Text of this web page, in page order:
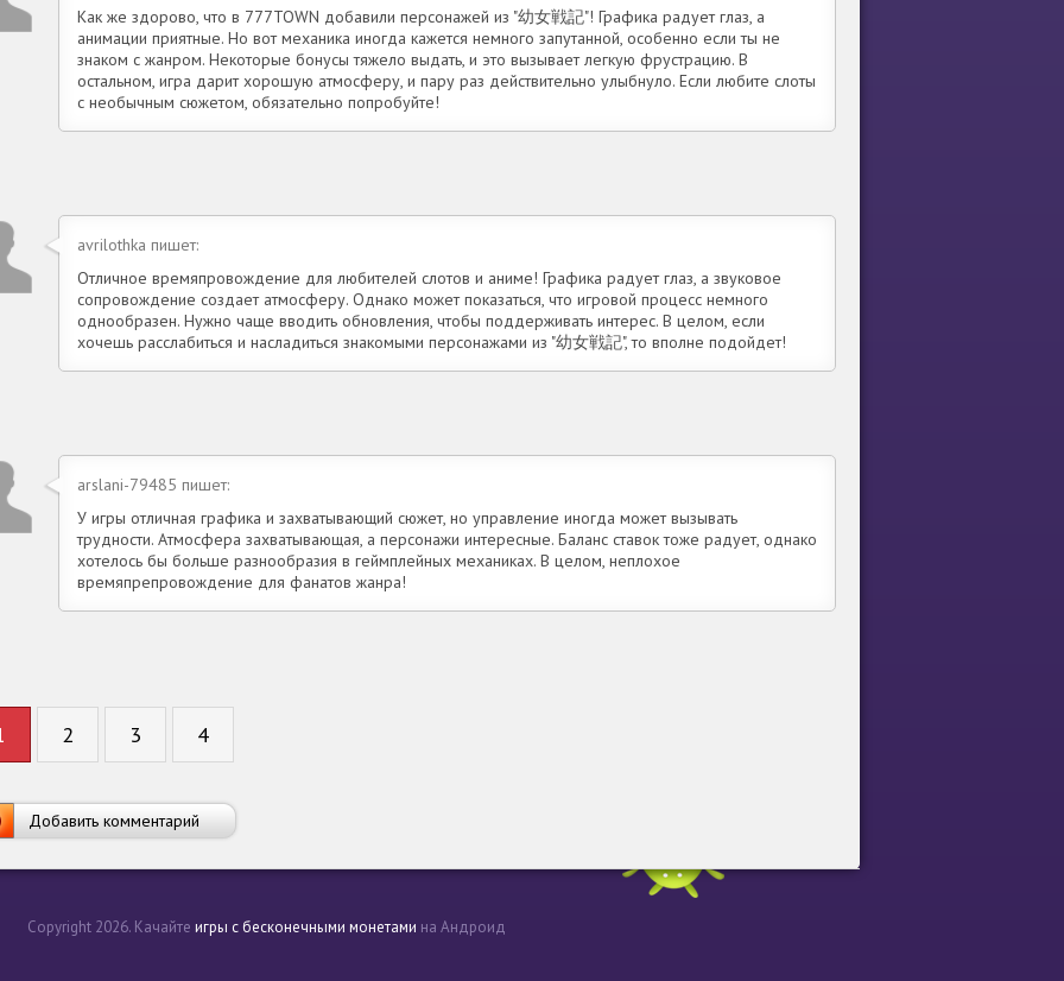
Как же здорово, что в 777TOWN добавили персонажей из "幼女戦記"! Графика радует глаз, а
анимации приятные. Но вот механика иногда кажется немного запутанной, особенно если ты не
знаком с жанром. Некоторые бонусы тяжело выдать, и это вызывает легкую фрустрацию. В
остальном, игра дарит хорошую атмосферу, и пару раз действительно улыбнуло. Если любите слоты
с необычным сюжетом, обязательно попробуйте!
avrilothka пишет:
Отличное времяпровождение для любителей слотов и аниме! Графика радует глаз, а звуковое
сопровождение создает атмосферу. Однако может показаться, что игровой процесс немного
однообразен. Нужно чаще вводить обновления, чтобы поддерживать интерес. В целом, если
хочешь расслабиться и насладиться знакомыми персонажами из "幼女戦記", то вполне подойдет!
arslani-79485 пишет:
У игры отличная графика и захватывающий сюжет, но управление иногда может вызывать
трудности. Атмосфера захватывающая, а персонажи интересные. Баланс ставок тоже радует, однако
хотелось бы больше разнообразия в геймплейных механиках. В целом, неплохое
времяпрепровождение для фанатов жанра!
2 3 4
Добавить комментарий
Copyright 2026. Качайте игры с бесконечными монетами на Андроид